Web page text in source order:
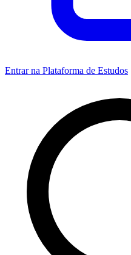
Entrar na Plataforma de Estudos